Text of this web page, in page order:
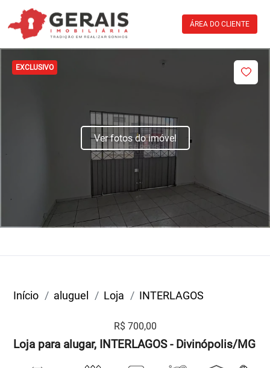
ÁREA DO CLIENTE
EXCLUSIVO
Ver fotos do imóvel
Início aluguel Loja INTERLAGOS
R$ 700,00
Loja para alugar, INTERLAGOS - Divinópolis/MG